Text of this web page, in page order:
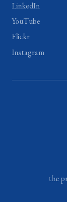
LinkedIn
YouTube
Flickr
Instagram
the